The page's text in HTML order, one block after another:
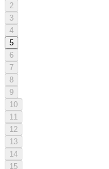
2
3
4
5
6
7
8
9
10
11
12
13
14
15